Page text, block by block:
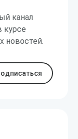
канал
курсе
новостей.